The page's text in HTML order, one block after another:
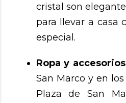
cristal son
para llevar a casa
especial.
Ropa y accesorios
San Marco y en
Plaza de San